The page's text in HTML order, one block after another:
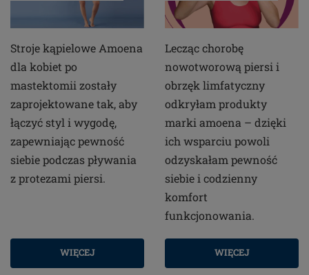
Stroje kąpielowe Amoena
dla kobiet po
mastektomii zostały
zaprojektowane tak, aby
łączyć styl i wygodę,
zapewniając pewność
siebie podczas pływania
z protezami piersi.
WIĘCEJ
Lecząc chorobę
nowotworową piersi i
obrzęk limfatyczny
odkryłam produkty
marki amoena – dzięki
ich wsparciu powoli
odzyskałam pewność
siebie i codzienny
komfort
funkcjonowania.
WIĘCEJ